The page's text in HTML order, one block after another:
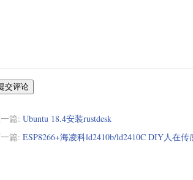
交评论
篇: Ubuntu 18.4安装rustdesk
篇: ESP8266+海凌科ld2410b/ld2410C DIY人在传